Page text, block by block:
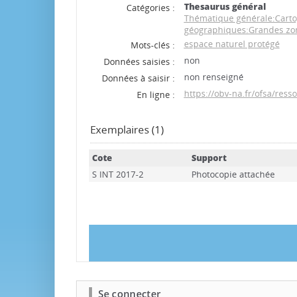
Catégories :
Thesaurus général
Thématique
géographiques:Grandes
Mots-clés :
espace naturel protégé
Données saisies :
non
Données à saisir :
non renseigné
En ligne :
https://obv-na.fr/ofsa/
Exemplaires (1)
Cote Support
S INT 2017-2
Photocopie attachée
Se connecter